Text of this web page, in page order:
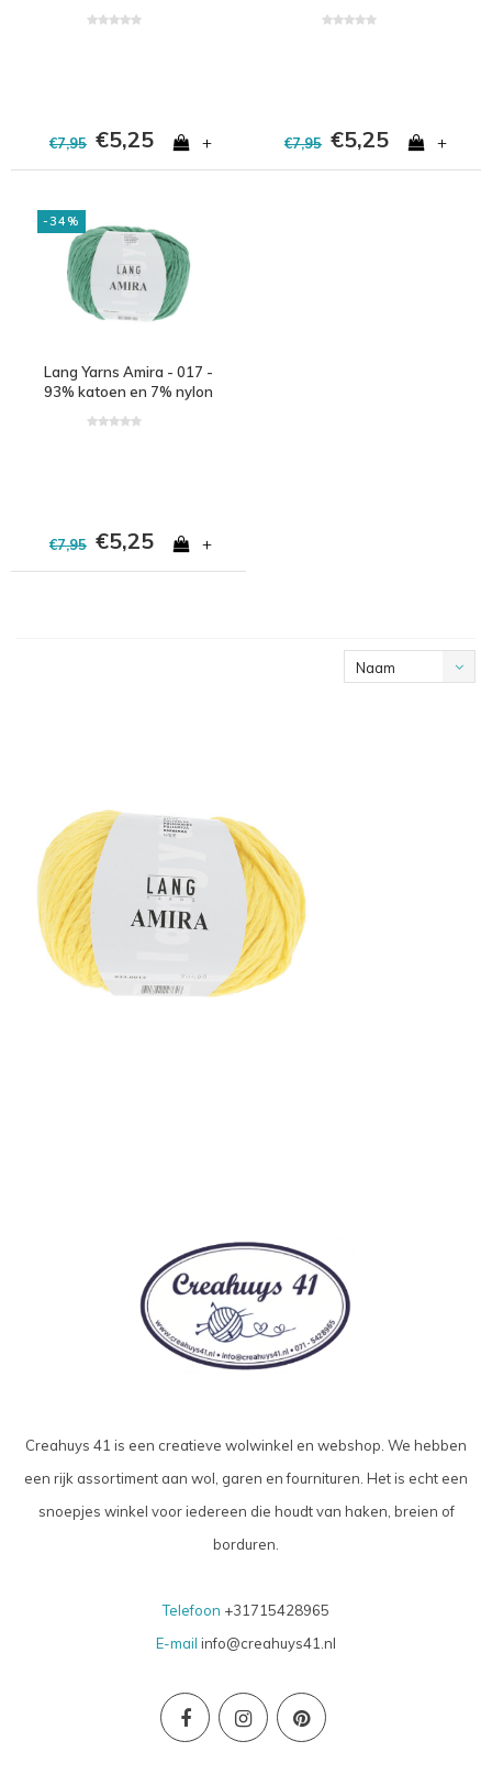
€7,95 €5,25 + €7,95 €5,25 +
-34%
Lang Yarns Amira - 017 -
93% katoen en 7% nylon
€7,95 €5,25 +
Naam
Creahuys 41 is een creatieve wolwinkel en webshop. We hebben
een rijk assortiment aan wol, garen en fournituren. Het is echt een
snoepjes winkel voor iedereen die houdt van haken, breien of
borduren.
Telefoon +31715428965
E-mail info@creahuys41.nl